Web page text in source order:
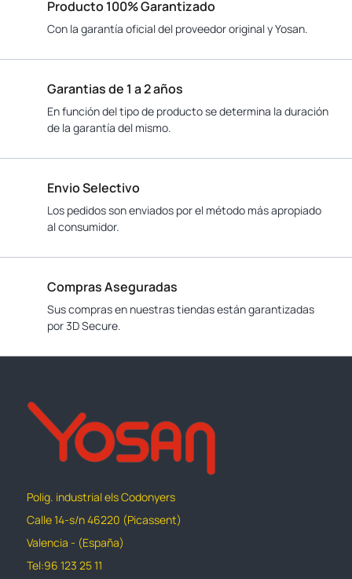
Producto 100% Garantizado
Con la garantía oficial del proveedor original y Yosan.
Garantias de 1 a 2 años
En función del tipo de producto se determina la duración
de la garantía del mismo.
Envio Selectivo
Los pedidos son enviados por el método más apropiado
al consumidor.
Compras Aseguradas
Sus compras en nuestras tiendas están garantizadas
por 3D Secure.
Polig. industrial els Codonyers
Calle 14-s/n 46220 (Picassent)
Valencia - (España)
Tel:96 123 25 11